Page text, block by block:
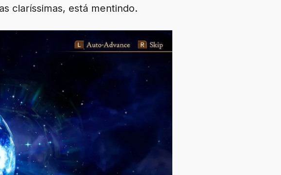
claríssimas, está mentindo.